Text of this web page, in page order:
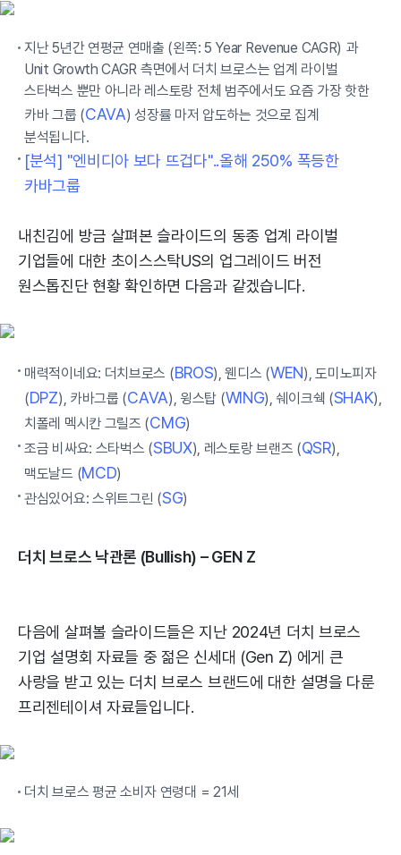
지난 5년간 연평균 연매출 (왼쪽: 5 Year Revenue CAGR) 과
Unit Growth CAGR 측면에서 더치 브로스는 업계 라이벌
스타벅스 뿐만 아니라 레스토랑 전체 범주에서도 요즘 가장 핫한
카바 그룹 (CAVA) 성장률 마저 압도하는 것으로 집계
분석됩니다.
[분석] "엔비디아 보다 뜨겁다"..올해 250% 폭등한
카바그룹
내친김에 방금 살펴본 슬라이드의 동종 업계 라이벌
기업들에 대한 초이스스탁US의 업그레이드 버전
원스톱진단 현황 확인하면 다음과 같겠습니다.
매력적이네요: 더치브로스 (BROS), 웬디스 (WEN), 도미노피자
(DPZ), 카바그룹 (CAVA), 윙스탑 (WING), 쉐이크쉑 (SHAK),
치폴레 멕시칸 그릴즈 (CMG)
조금 비싸요: 스타벅스 (SBUX), 레스토랑 브랜즈 (QSR),
맥도날드 (MCD)
관심있어요: 스위트그린 (SG)
더치 브로스 낙관론 (Bullish) – GEN Z
다음에 살펴볼 슬라이드들은 지난 2024년 더치 브로스
기업 설명회 자료들 중 젊은 신세대 (Gen Z) 에게 큰
사랑을 받고 있는 더치 브로스 브랜드에 대한 설명을 다룬
프리젠테이셔 자료들입니다.
더치 브로스 평균 소비자 연령대 = 21세